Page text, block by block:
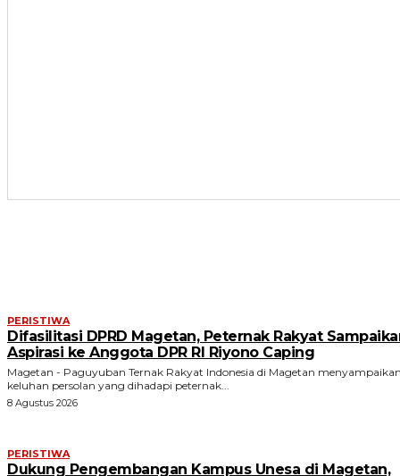
PERISTIWA
Difasilitasi DPRD Magetan, Peternak Rakyat
Aspirasi ke Anggota DPR RI Riyono Caping
Magetan - Paguyuban Ternak Rakyat Indonesia di Magetan
keluhan persolan yang dihadapi peternak...
8 Agustus 2026
PERISTIWA
Dukung Pengembangan Kampus Unesa di Magetan,